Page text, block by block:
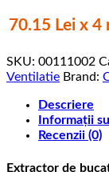
Extractor
de
290
m3/h,
B,
60w,
52dB
70.15 Lei x 4
SKU: 00111002
Ventilatie Brand:
Descriere
Informații
Recenzii (0)
Extractor de